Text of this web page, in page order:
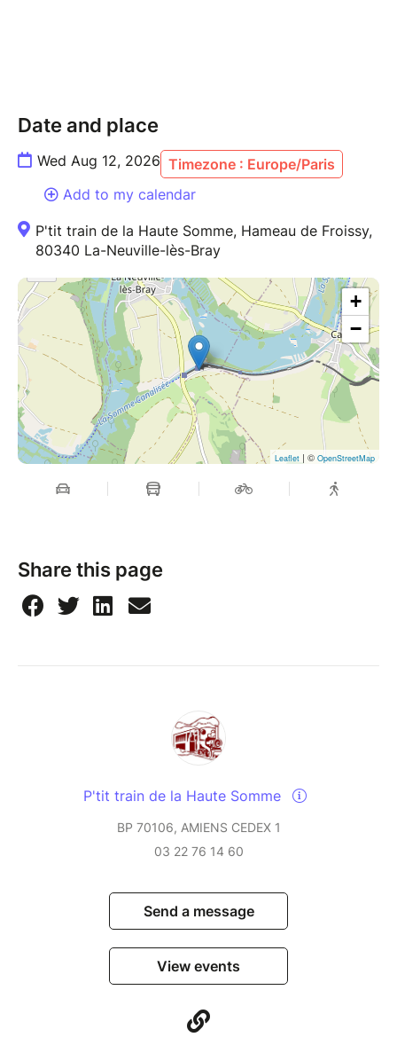
Date and place
Wed Aug 12, 2026 Timezone : Europe/Paris
Add to my calendar
P'tit train de la Haute Somme, Hameau de Froissy,
80340 La-Neuville-lès-Bray
+
−
Leaflet | © OpenStreetMap
Share this page
P'tit train de la Haute Somme
BP 70106, AMIENS CEDEX 1
03 22 76 14 60
Send a message
View events